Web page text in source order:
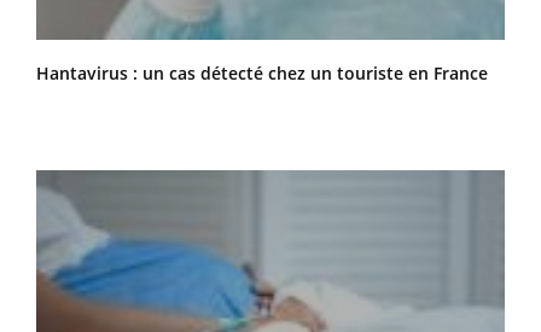
Hantavirus : un cas détecté chez un touriste en France